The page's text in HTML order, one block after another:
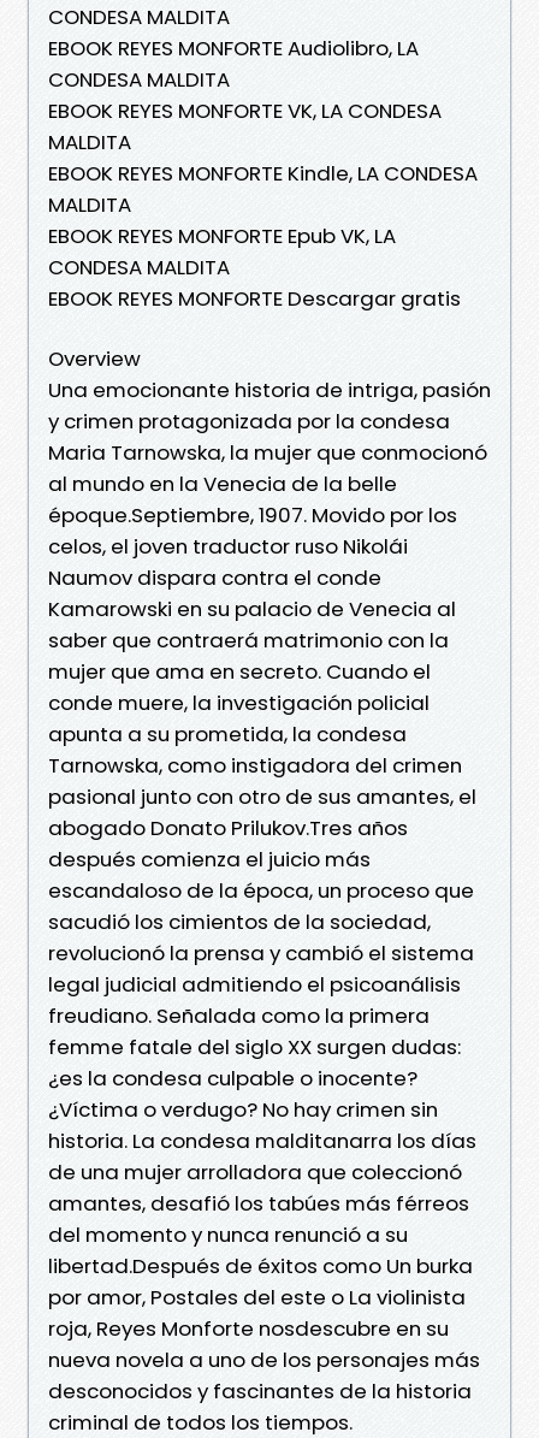
CONDESA MALDITA
EBOOK REYES MONFORTE Audiolibro, LA
CONDESA MALDITA
EBOOK REYES MONFORTE VK, LA CONDESA
MALDITA
EBOOK REYES MONFORTE Kindle, LA CONDESA
MALDITA
EBOOK REYES MONFORTE Epub VK, LA
CONDESA MALDITA
EBOOK REYES MONFORTE Descargar gratis
Overview
Una emocionante historia de intriga, pasión
y crimen protagonizada por la condesa
Maria Tarnowska, la mujer que conmocionó
al mundo en la Venecia de la belle
époque.Septiembre, 1907. Movido por los
celos, el joven traductor ruso Nikolái
Naumov dispara contra el conde
Kamarowski en su palacio de Venecia al
saber que contraerá matrimonio con la
mujer que ama en secreto. Cuando el
conde muere, la investigación policial
apunta a su prometida, la condesa
Tarnowska, como instigadora del crimen
pasional junto con otro de sus amantes, el
abogado Donato Prilukov.Tres años
después comienza el juicio más
escandaloso de la época, un proceso que
sacudió los cimientos de la sociedad,
revolucionó la prensa y cambió el sistema
legal judicial admitiendo el psicoanálisis
freudiano. Señalada como la primera
femme fatale del siglo XX surgen dudas:
¿es la condesa culpable o inocente?
¿Víctima o verdugo? No hay crimen sin
historia. La condesa malditanarra los días
de una mujer arrolladora que coleccionó
amantes, desafió los tabúes más férreos
del momento y nunca renunció a su
libertad.Después de éxitos como Un burka
por amor, Postales del este o La violinista
roja, Reyes Monforte nosdescubre en su
nueva novela a uno de los personajes más
desconocidos y fascinantes de la historia
criminal de todos los tiempos.